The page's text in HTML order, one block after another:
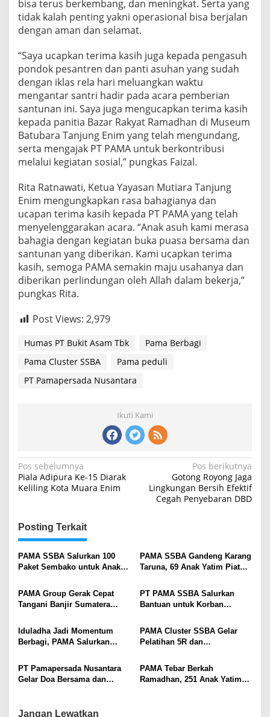
bisa terus berkembang, dan meningkat. Serta yang
tidak kalah penting yakni operasional bisa berjalan
dengan aman dan selamat.
“Saya ucapkan terima kasih juga kepada pengasuh
pondok pesantren dan panti asuhan yang sudah
dengan iklas rela hari meluangkan waktu
mengantar santri hadir pada acara pemberian
santunan ini. Saya juga mengucapkan terima kasih
kepada panitia Bazar Rakyat Ramadhan di Museum
Batubara Tanjung Enim yang telah mengundang,
serta mengajak PT PAMA untuk berkontribusi
melalui kegiatan sosial,” pungkas Faizal.
Rita Ratnawati, Ketua Yayasan Mutiara Tanjung
Enim mengungkapkan rasa bahagianya dan
ucapan terima kasih kepada PT PAMA yang telah
menyelenggarakan acara. “Anak asuh kami merasa
bahagia dengan kegiatan buka puasa bersama dan
santunan yang diberikan. Kami ucapkan terima
kasih, semoga PAMA semakin maju usahanya dan
diberikan perlindungan oleh Allah dalam bekerja,”
pungkas Rita.
Post Views: 2,979
Humas PT Bukit Asam Tbk
Pama Berbagi
Pama Cluster SSBA
Pama peduli
PT Pamapersada Nusantara
Ikuti Kami
Navigasi
pos
Pos sebelumnya
Piala Adipura Ke-15 Diarak
Keliling Kota Muara Enim
Pos berikutnya
Gotong Royong Jaga
Lingkungan Bersih Efektif
Cegah Penyebaran DBD
Posting Terkait
PAMA SSBA Salurkan 100
Paket Sembako untuk Anak
di Desa Tanjung Raja
PAMA SSBA Gandeng Karang
Taruna, 69 Anak Yatim Piatu
PAMA Group Gerak Cepat
Tangani Banjir Sumatera
hingga Layanan Kesehatan
PT PAMA SSBA Salurkan
Bantuan untuk Korban
Wujud Nyata Kepedulian
Kemanusiaan
Iduladha Jadi Momentum
Berbagi, PAMA Salurkan
Operasional
PAMA Cluster SSBA Gelar
Pelatihan 5R dan
UMKM Binaan di Muara Enim
PT Pamapersada Nusantara
Gelar Doa Bersama dan
Taufiq
PAMA Tebar Berkah
Ramadhan, 251 Anak Yatim
Jangan Lewatkan